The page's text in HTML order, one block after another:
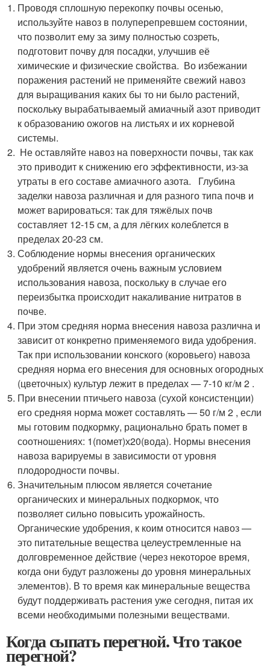
Проводя сплошную перекопку почвы осенью,
используйте навоз в полуперепревшем состоянии,
что позволит ему за зиму полностью созреть,
подготовит почву для посадки, улучшив её
химические и физические свойства. Во избежании
поражения растений не применяйте свежий навоз
для выращивания каких бы то ни было растений,
поскольку вырабатываемый амиачный азот приводит
к образованию ожогов на листьях и их корневой
системы.
Не оставляйте навоз на поверхности почвы, так как
это приводит к снижению его эффективности, из-за
утраты в его составе амиачного азота. Глубина
заделки навоза различная и для разного типа почв и
может варироваться: так для тяжёлых почв
составляет 12-15 см, а для лёгких колеблется в
пределах 20-23 см.
Соблюдение нормы внесения органических
удобрений является очень важным условием
использования навоза, поскольку в случае его
переизбытка происходит накаливание нитратов в
почве.
При этом средняя норма внесения навоза различна и
зависит от конкретно применяемого вида удобрения.
Так при использовании конского (коровьего) навоза
средняя норма его внесения для основных огородных
(цветочных) культур лежит в пределах — 7-10 кг/м2 .
При внесении птичьего навоза (сухой консистенции)
его средняя норма может составлять — 50 г/м2 , если
мы готовим подкормку, рационально брать помет в
соотношениях: 1(помет)х20(вода). Нормы внесения
навоза варируемы в зависимости от уровня
плодородности почвы.
Значительным плюсом является сочетание
органических и минеральных подкормок, что
позволяет сильно повысить урожайность.
Органические удобрения, к коим относится навоз —
это питательные вещества целеустремленные на
долговременное действие (через некоторое время,
когда они будут разложены до уровня минеральных
элементов). В то время как минеральные вещества
будут поддерживать растения уже сегодня, питая их
всеми необходимыми полезными веществами.
Когда сыпать перегной. Что такое
перегной?